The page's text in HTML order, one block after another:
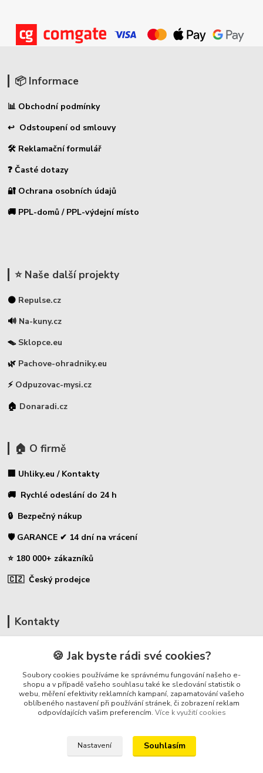
📦 Informace
📊 Obchodní podmínky
↩ Odstoupení od smlouvy
🛠 Reklamační formulář
❓ Časté dotazy
🔐 Ochrana osobních údajů
🚚 PPL-domů / PPL-výdejní místo
⭐ Naše další projekty
⚫ Repulse.cz
🔊 Na-kuny.cz
🪤 Sklopce.eu
🌿 Pachove-ohradniky.eu
⚡ Odpuzovac-mysi.cz
🏠 Donaradi.cz
🏠 O firmě
🏢 Uhliky.eu / Kontakty
🚚 Rychlé odeslání do 24 h
🔒 Bezpečný nákup
🛡️ GARANCE ✔ 14 dní na vrácení
⭐ 180 000+ zákazníků
🇨🇿 Český prodejce
Kontakty
🛡️ Zákaznická podpora
📞 728 007 997
⏰ Po-Pá - 7:00 - 13:30
info@repulse.cz
🍪 Jak byste rádi své cookies?
Soubory cookies používáme ke správnému fungování našeho e-
shopu a v případě vašeho souhlasu také ke sledování statistik o
webu, měření efektivity reklamních kampaní, zapamatování vašeho
oblíbeného nastavení při používání stránek, či zobrazení reklam
odpovídajících vašim preferencím. Více k využití cookies
Nastavení Souhlasím